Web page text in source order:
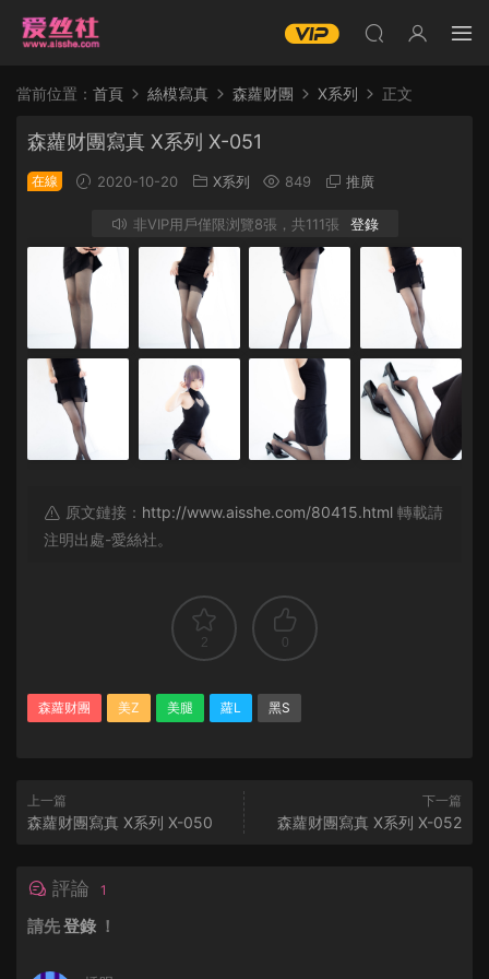
當前位置： 首頁 絲模寫真 森蘿财團 X系列 正文
森蘿财團寫真 X系列 X-051
在線 2020-10-20 X系列 849 推廣
非VIP用戶僅限浏覽8張，共111張 登錄
原文鏈接： http://www.aisshe.com/80415.html 轉載請
注明出處-愛絲社。
2 0
森蘿财團 美Z 美腿 蘿L 黑S
上一篇
森蘿财團寫真 X系列 X-050
下一篇
森蘿财團寫真 X系列 X-052
評論 1
請先登錄 ！